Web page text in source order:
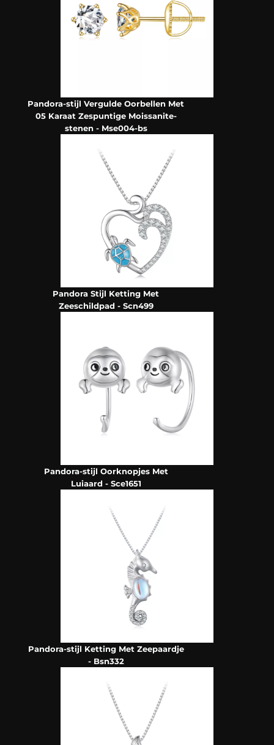
Pandora-stijl Vergulde Oorbellen Met
05 Karaat Zespuntige Moissanite-
stenen - Mse004-bs
Pandora Stijl Ketting Met
Zeeschildpad - Scn499
Pandora-stijl Oorknopjes Met
Luiaard - Sce1651
Pandora-stijl Ketting Met Zeepaardje
- Bsn332